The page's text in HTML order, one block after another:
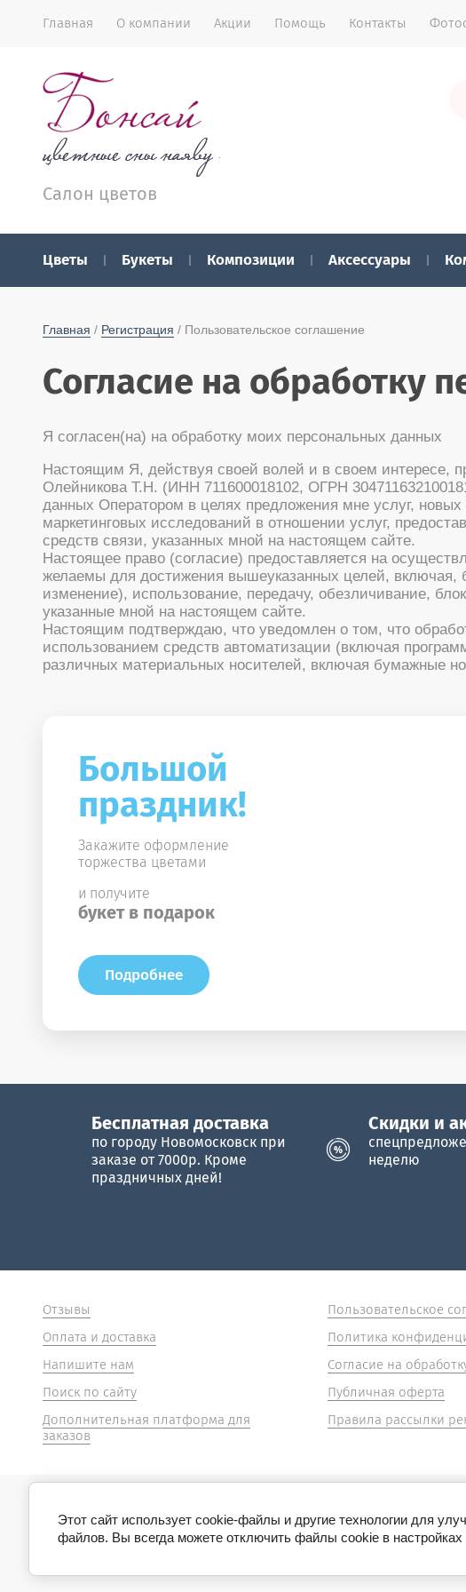
Главная О компании Акции Помощь Контакты
Салон цветов
Цветы Букеты Композиции Аксессуары
Главная / Регистрация / Пользовательское соглашение
Согласие на обработку
Я согласен(на) на обработку моих персональных данных
Настоящим Я, действуя своей волей и в своем интересе,
Олейникова Т.Н. (ИНН 711600018102, ОГРН
данных Оператором в целях предложения мне услуг,
маркетинговых исследований в отношении услуг,
средств связи, указанных мной на настоящем сайте.
Настоящее право (согласие) предоставляется на
желаемы для достижения вышеуказанных целей, включая,
изменение), использование, передачу, обезличивание,
указанные мной на настоящем сайте.
Настоящим подтверждаю, что уведомлен о том, что
использованием средств автоматизации (включая
различных материальных носителей, включая бумажные
Большой
праздник!
Закажите оформление
торжества цветами
и получите
букет в подарок
Подробнее
Бесплатная доставка
по городу Новомосковск при
заказе от 7000р. Кроме
праздничных дней!
Cкидки и
неделю
Отзывы
Оплата и доставка
Напишите нам
Поиск по сайту
Дополнительная платформа для
заказов
Пользовательское
Политика
Согласие на
Публичная оферта
Правила рассылки
© 2013-2022 “БОНСАЙ”
Этот сайт использует cookie-файлы и другие технологии для
файлов. Вы всегда можете отключить файлы cookie в настройках